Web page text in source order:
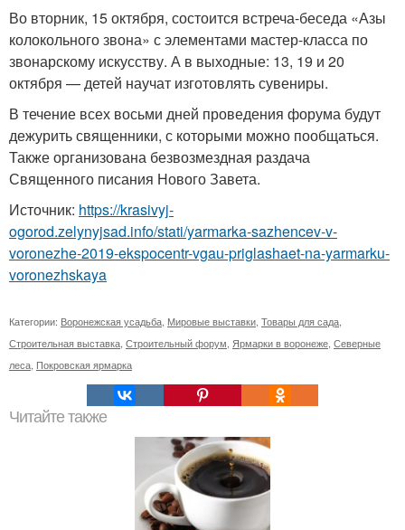
Во вторник, 15 октября, состоится встреча-беседа «Азы
колокольного звона» с элементами мастер-класса по
звонарскому искусству. А в выходные: 13, 19 и 20
октября — детей научат изготовлять сувениры.
В течение всех восьми дней проведения форума будут
дежурить священники, с которыми можно пообщаться.
Также организована безвозмездная раздача
Священного писания Нового Завета.
Источник: https://krasivyj-
ogorod.zelynyjsad.info/stati/yarmarka-sazhencev-v-
voronezhe-2019-ekspocentr-vgau-priglashaet-na-yarmarku-
voronezhskaya
Категории: Воронежская усадьба Мировые выставки Товары для сада
Строительная выставка Строительный форум Ярмарки в воронеже Северные
леса Покровская ярмарка
Читайте также